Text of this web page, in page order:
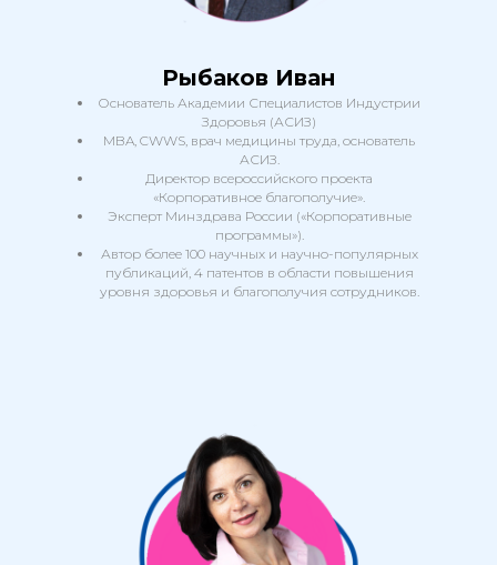
Рыбаков Иван
Основатель Академии Специалистов Индустрии
Здоровья (АСИЗ)
MBA, CWWS, врач медицины труда, основатель
АСИЗ.
Директор всероссийского проекта
«Корпоративное благополучие».
Эксперт Минздрава России («Корпоративные
программы»).
Автор более 100 научных и научно-популярных
публикаций, 4 патентов в области повышения
уровня здоровья и благополучия сотрудников.